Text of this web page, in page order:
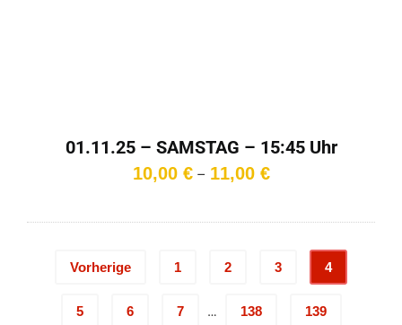
01.11.25 – SAMSTAG – 15:45 Uhr
10,00 € – 11,00 €Preisspanne:
11,00 €
Vorherige 1 2 3 4
5 6 7 … 138 139